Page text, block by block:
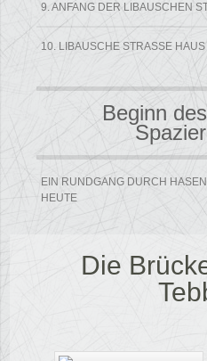
9. ANFANG DER LIBAUSCHEN
10. LIBAUSCHE STRASSE HAUS
Beginn
EIN RUNDGANG DURCH
HEUTE
Die